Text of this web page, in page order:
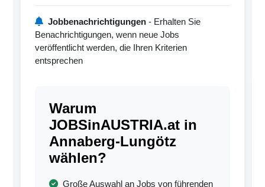
Jobbenachrichtigungen - Erhalten Sie
Benachrichtigungen, wenn neue Jobs
veröffentlicht werden, die Ihren Kriterien
entsprechen
Warum
JOBSinAUSTRIA.at in
Annaberg-Lungötz
wählen?
Große Auswahl an Jobs von führenden